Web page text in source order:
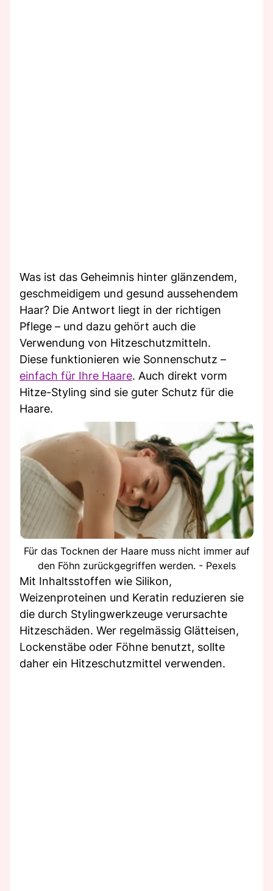
Was ist das Geheimnis hinter glänzendem,
geschmeidigem und gesund aussehendem
Haar? Die Antwort liegt in der richtigen
Pflege – und dazu gehört auch die
Verwendung von Hitzeschutzmitteln.
Diese funktionieren wie Sonnenschutz –
einfach für Ihre Haare. Auch direkt vorm
Hitze-Styling sind sie guter Schutz für die
Haare.
Für das Tocknen der Haare muss nicht immer auf
den Föhn zurückgegriffen werden. - Pexels
Mit Inhaltsstoffen wie Silikon,
Weizenproteinen und Keratin reduzieren sie
die durch Stylingwerkzeuge verursachte
Hitzeschäden. Wer regelmässig Glätteisen,
Lockenstäbe oder Föhne benutzt, sollte
daher ein Hitzeschutzmittel verwenden.